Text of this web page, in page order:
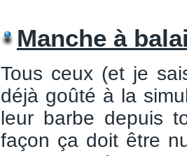
Manche à
Tous ceux (et je
déjà goûté à la
leur barbe depuis
façon ça doit être